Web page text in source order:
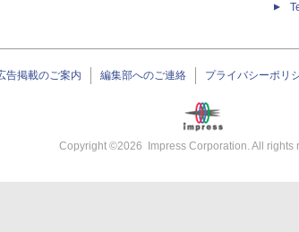
告掲載のご案内 編集部へのご連絡 プライバシーポリ
Copyright ©2026 Impress Corporation. All rights